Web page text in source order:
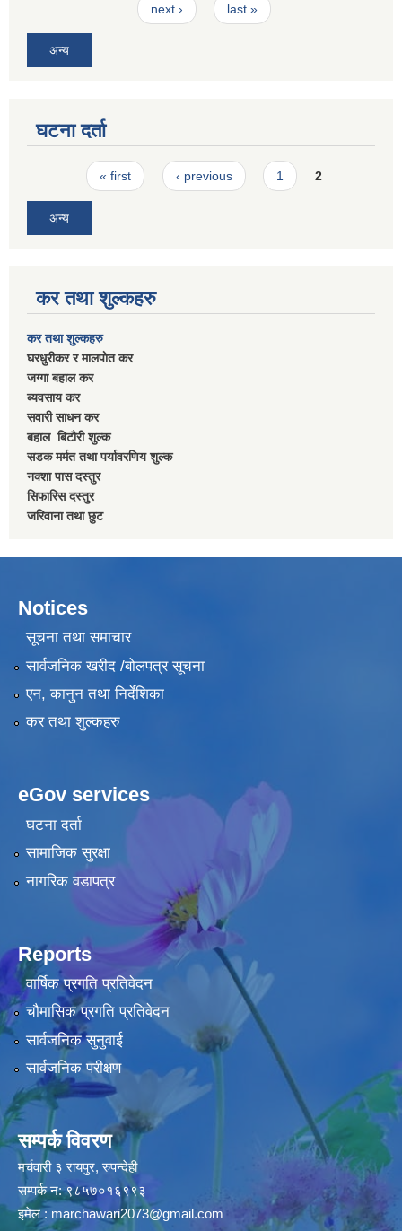
next › last »
अन्य
घटना दर्ता
Pages« first ‹ previous 1 2
अन्य
कर तथा शुल्कहरु
कर तथा शुल्कहरु
घरधुरीकर र मालपाेत कर
जग्गा बहाल कर
ब्यवसाय कर
सवारी साधन कर
बहाल बिटाैरी शुल्क
सडक मर्मत तथा पर्यावरणिय शुल्क
नक्शा पास दस्तुर
सिफारिस दस्तुर
जरिवाना तथा छुट
Notices
सूचना तथा समाचार
सार्वजनिक खरीद /बोलपत्र सूचना
एन, कानुन तथा निर्देशिका
कर तथा शुल्कहरु
eGov services
घटना दर्ता
सामाजिक सुरक्षा
नागरिक वडापत्र
Reports
वार्षिक प्रगति प्रतिवेदन
चौमासिक प्रगति प्रतिवेदन
सार्वजनिक सुनुवाई
सार्वजनिक परीक्षण
सम्पर्क विवरण
मर्चवारी ३ रायपुर, रुपन्देही
सम्पर्क न: ९८५७०१६९९३
इमेल : marchawari2073@gmail.com